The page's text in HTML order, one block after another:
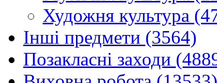
Художня культура
Інші предмети (3564)
Позакласні заходи